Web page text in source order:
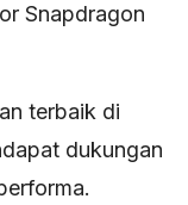
Snapdragon
terbaik di
dukungan